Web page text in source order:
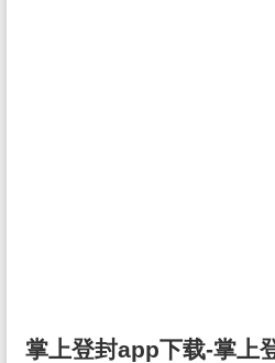
掌上登封app下载-掌上